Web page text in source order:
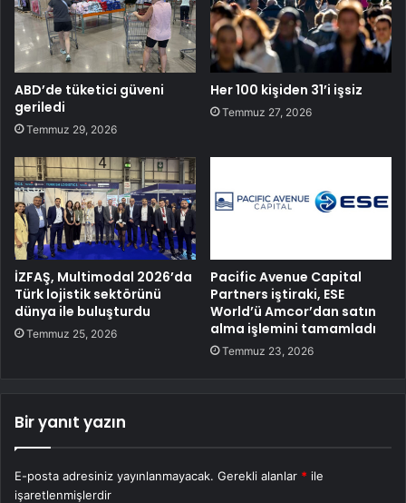
ABD’de tüketici güveni
geriledi
Temmuz 29, 2026
Her 100 kişiden 31’i işsiz
Temmuz 27, 2026
İZFAŞ, Multimodal 2026’da
Türk lojistik sektörünü
dünya ile buluşturdu
Temmuz 25, 2026
Pacific Avenue Capital
Partners iştiraki, ESE
World’ü Amcor’dan satın
alma işlemini tamamladı
Temmuz 23, 2026
Bir yanıt yazın
E-posta adresiniz yayınlanmayacak. Gerekli alanlar * ile
işaretlenmişlerdir